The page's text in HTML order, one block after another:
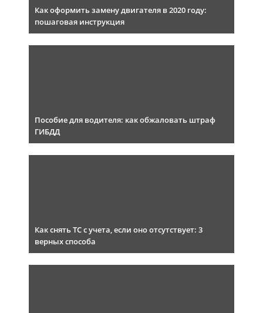
Как оформить замену двигателя в 2020 году:
пошаговая инструкция
Пособие для водителя: как обжаловать штраф
ГИБДД
Как снять ТС с учета, если оно отсутствует: 3
верных способа